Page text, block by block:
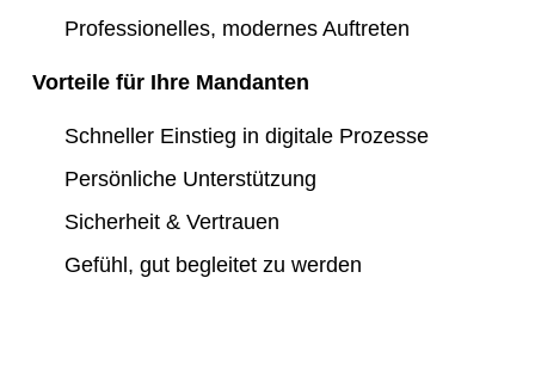
Professionelles, modernes Auftreten
Vorteile für Ihre Mandanten
Schneller Einstieg in digitale Prozesse
Persönliche Unterstützung
Sicherheit & Vertrauen
Gefühl, gut begleitet zu werden